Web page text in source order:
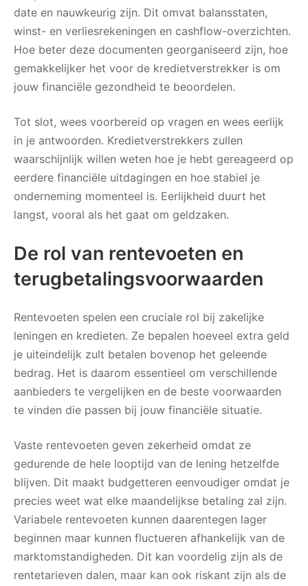
date en nauwkeurig zijn. Dit omvat balansstaten,
winst- en verliesrekeningen en cashflow-overzichten.
Hoe beter deze documenten georganiseerd zijn, hoe
gemakkelijker het voor de kredietverstrekker is om
jouw financiële gezondheid te beoordelen.
Tot slot, wees voorbereid op vragen en wees eerlijk
in je antwoorden. Kredietverstrekkers zullen
waarschijnlijk willen weten hoe je hebt gereageerd op
eerdere financiële uitdagingen en hoe stabiel je
onderneming momenteel is. Eerlijkheid duurt het
langst, vooral als het gaat om geldzaken.
De rol van rentevoeten en
terugbetalingsvoorwaarden
Rentevoeten spelen een cruciale rol bij zakelijke
leningen en kredieten. Ze bepalen hoeveel extra geld
je uiteindelijk zult betalen bovenop het geleende
bedrag. Het is daarom essentieel om verschillende
aanbieders te vergelijken en de beste voorwaarden
te vinden die passen bij jouw financiële situatie.
Vaste rentevoeten geven zekerheid omdat ze
gedurende de hele looptijd van de lening hetzelfde
blijven. Dit maakt budgetteren eenvoudiger omdat je
precies weet wat elke maandelijkse betaling zal zijn.
Variabele rentevoeten kunnen daarentegen lager
beginnen maar kunnen fluctueren afhankelijk van de
marktomstandigheden. Dit kan voordelig zijn als de
rentetarieven dalen, maar kan ook riskant zijn als de